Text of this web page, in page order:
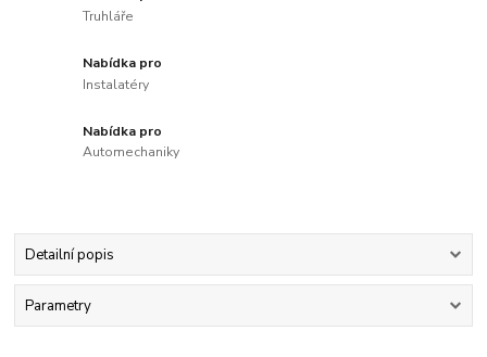
Truhláře
Nabídka pro
Instalatéry
Nabídka pro
Automechaniky
Detailní popis
Parametry